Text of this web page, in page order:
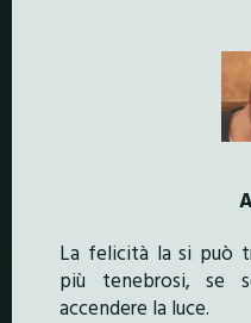
La felicità la si può
più tenebrosi, se
accendere la luce.